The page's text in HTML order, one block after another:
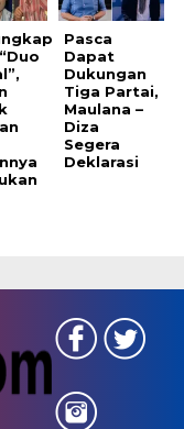
Pasca
Dapat
Dukungan
Tiga Partai,
Maulana –
Diza
Segera
Deklarasi